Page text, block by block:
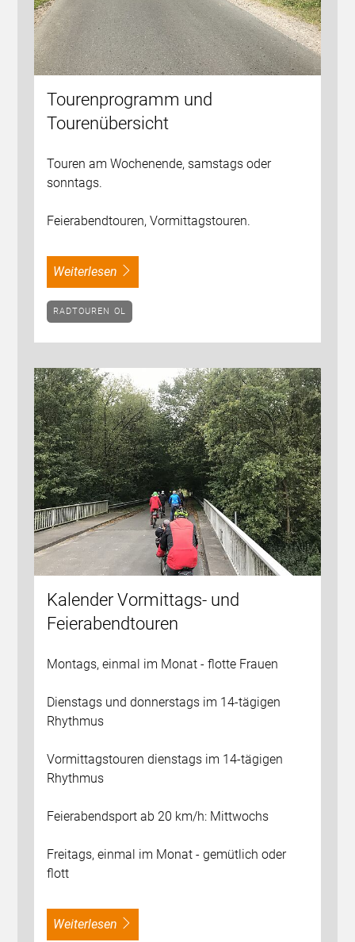
Tourenprogramm und
Tourenübersicht
Touren am Wochenende, samstags oder
sonntags.
Feierabendtouren, Vormittagstouren.
weiterlesen
RADTOUREN OL
Kalender Vormittags- und
Feierabendtouren
Montags, einmal im Monat - flotte Frauen
Dienstags und donnerstags im 14-tägigen
Rhythmus
Vormittagstouren dienstags im 14-tägigen
Rhythmus
Feierabendsport ab 20 km/h: Mittwochs
Freitags, einmal im Monat - gemütlich oder
flott
weiterlesen